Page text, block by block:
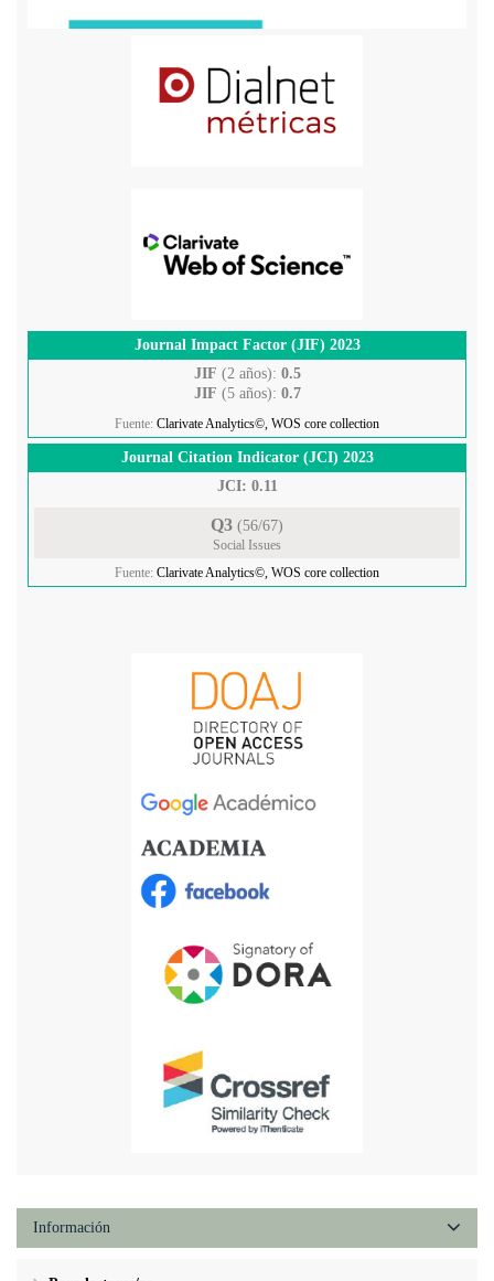
Journal Impact Factor (JIF) 2023
JIF (2 años): 0.5
JIF (5 años): 0.7
Fuente: Clarivate Analytics©, WOS core collection
Journal Citation Indicator (JCI) 2023
JCI: 0.11
Q3 (56/67)
Social Issues
Fuente: Clarivate Analytics©, WOS core collection
Información